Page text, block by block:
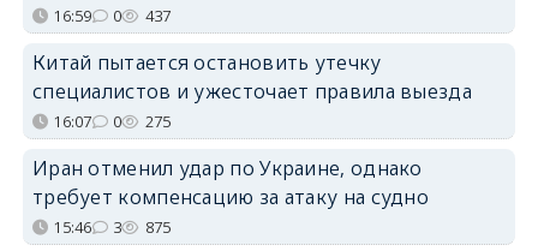
16:59 0 437
Китай пытается остановить утечку
специалистов и ужесточает правила выезда
16:07 0 275
Иран отменил удар по Украине, однако
требует компенсацию за атаку на судно
15:46 3 875